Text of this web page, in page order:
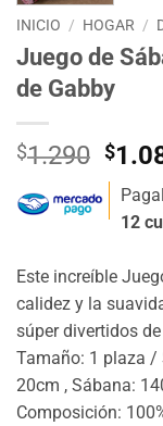
INICIO / HOGAR /
Juego de
de Gabby
$1.290 El
precio
era:
$
12
Este increíble
calidez y la
súper divertidos
Tamaño: 1 plaza /
20cm , Sábana:
Composición: